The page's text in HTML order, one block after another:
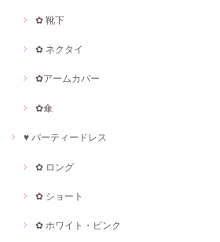
✿ 靴下
✿ ネクタイ
✿アームカバー
✿傘
♥ パーティードレス
✿ ロング
✿ ショート
✿ ホワイト・ピンク